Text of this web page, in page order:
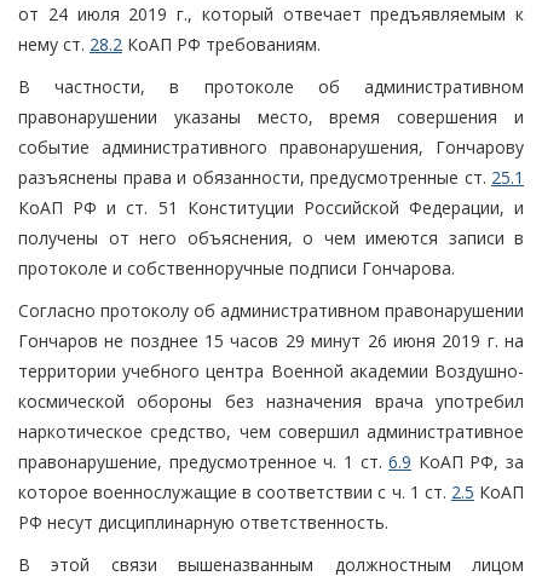
от 24 июля 2019 г., который отвечает предъявляемым к
нему ст. 28.2 КоАП РФ требованиям.
В частности, в протоколе об административном
правонарушении указаны место, время совершения и
событие административного правонарушения, Гончарову
разъяснены права и обязанности, предусмотренные ст. 25.1
КоАП РФ и ст. 51 Конституции Российской Федерации, и
получены от него объяснения, о чем имеются записи в
протоколе и собственноручные подписи Гончарова.
Согласно протоколу об административном правонарушении
Гончаров не позднее 15 часов 29 минут 26 июня 2019 г. на
территории учебного центра Военной академии Воздушно-
космической обороны без назначения врача употребил
наркотическое средство, чем совершил административное
правонарушение, предусмотренное ч. 1 ст.6.9 КоАП РФ, за
которое военнослужащие в соответствии с ч. 1 ст. 2.5 КоАП
РФ несут дисциплинарную ответственность.
В этой связи вышеназванным должностным лицом